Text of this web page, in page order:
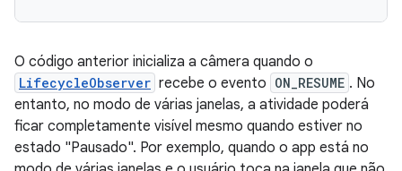
O código anterior inicializa a câmera quando o
LifecycleObserver recebe o evento ON_RESUME . No
entanto, no modo de várias janelas, a atividade poderá
ficar completamente visível mesmo quando estiver no
estado "Pausado". Por exemplo, quando o app está no